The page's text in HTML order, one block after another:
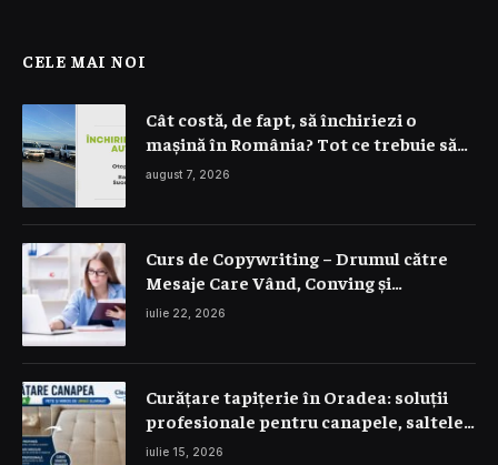
CELE MAI NOI
Cât costă, de fapt, să închiriezi o
mașină în România? Tot ce trebuie să
știi despre prețuri
august 7, 2026
Curs de Copywriting – Drumul către
Mesaje Care Vând, Conving și
Construiesc Branduri Puternice
iulie 22, 2026
Curățare tapițerie în Oradea: soluții
profesionale pentru canapele, saltele
și interior auto
iulie 15, 2026